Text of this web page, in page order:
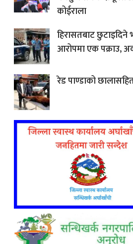
कोईराला
हिरासतबाट
आरोपमा एक पक्राउ,
रेड पाण्डाको